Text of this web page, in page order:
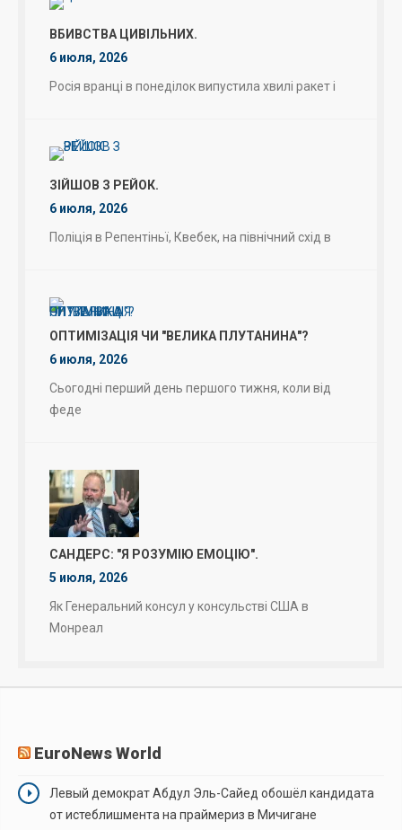
ВБИВСТВА ЦИВІЛЬНИХ.
6 июля, 2026
Росія вранці в понеділок випустила хвилі ракет і
ЗІЙШОВ З РЕЙОК.
6 июля, 2026
Поліція в Репентіньї, Квебек, на північний схід в
ОПТИМІЗАЦІЯ ЧИ "ВЕЛИКА ПЛУТАНИНА"?
6 июля, 2026
Сьогодні перший день першого тижня, коли від
феде
САНДЕРС: "Я РОЗУМІЮ ЕМОЦІЮ".
5 июля, 2026
Як Генеральний консул у консульстві США в
Монреал
EuroNews World
Левый демократ Абдул Эль-Сайед обошёл кандидата
от истеблишмента на праймериз в Мичигане